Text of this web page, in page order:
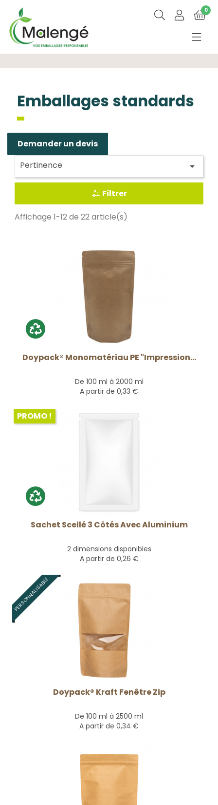
0
Emballages standards
Demander un devis
Pertinence

Filtrer
Affichage 1-12 de 22 article(s)
Doypack® Monomatériau PE "Impression...
De 100 ml à 2000 ml
A partir de 0,33 €
Sachet Scellé 3 Côtés Avec Aluminium
2 dimensions disponibles
A partir de 0,26 €
PROMO !
Doypack® Kraft Fenêtre Zip
De 100 ml à 2500 ml
A partir de 0,34 €
PERSONNALISABLE